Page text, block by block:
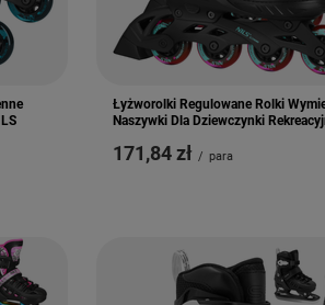
Łyżworolki Regulowane Rolki
Naszywki Dla Dziewczynki
171,84 zł / para